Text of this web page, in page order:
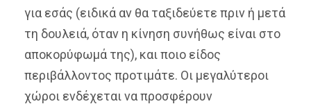
για εσάς (ειδικά αν θα ταξιδεύετε πριν ή μετά
τη δουλειά, όταν η κίνηση συνήθως είναι στο
αποκορύφωμά της), και ποιο είδος
περιβάλλοντος προτιμάτε. Οι μεγαλύτεροι
χώροι ενδέχεται να προσφέρουν